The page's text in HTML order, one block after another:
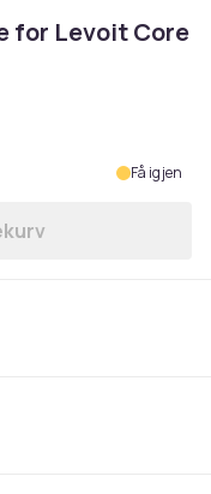
for Levoit Core
Få igjen
pakning